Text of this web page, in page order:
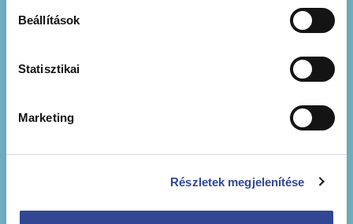
Beállítások
Statisztikai
Marketing
Részletek megjelenítése